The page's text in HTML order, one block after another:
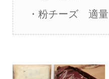
・粉チーズ 適量